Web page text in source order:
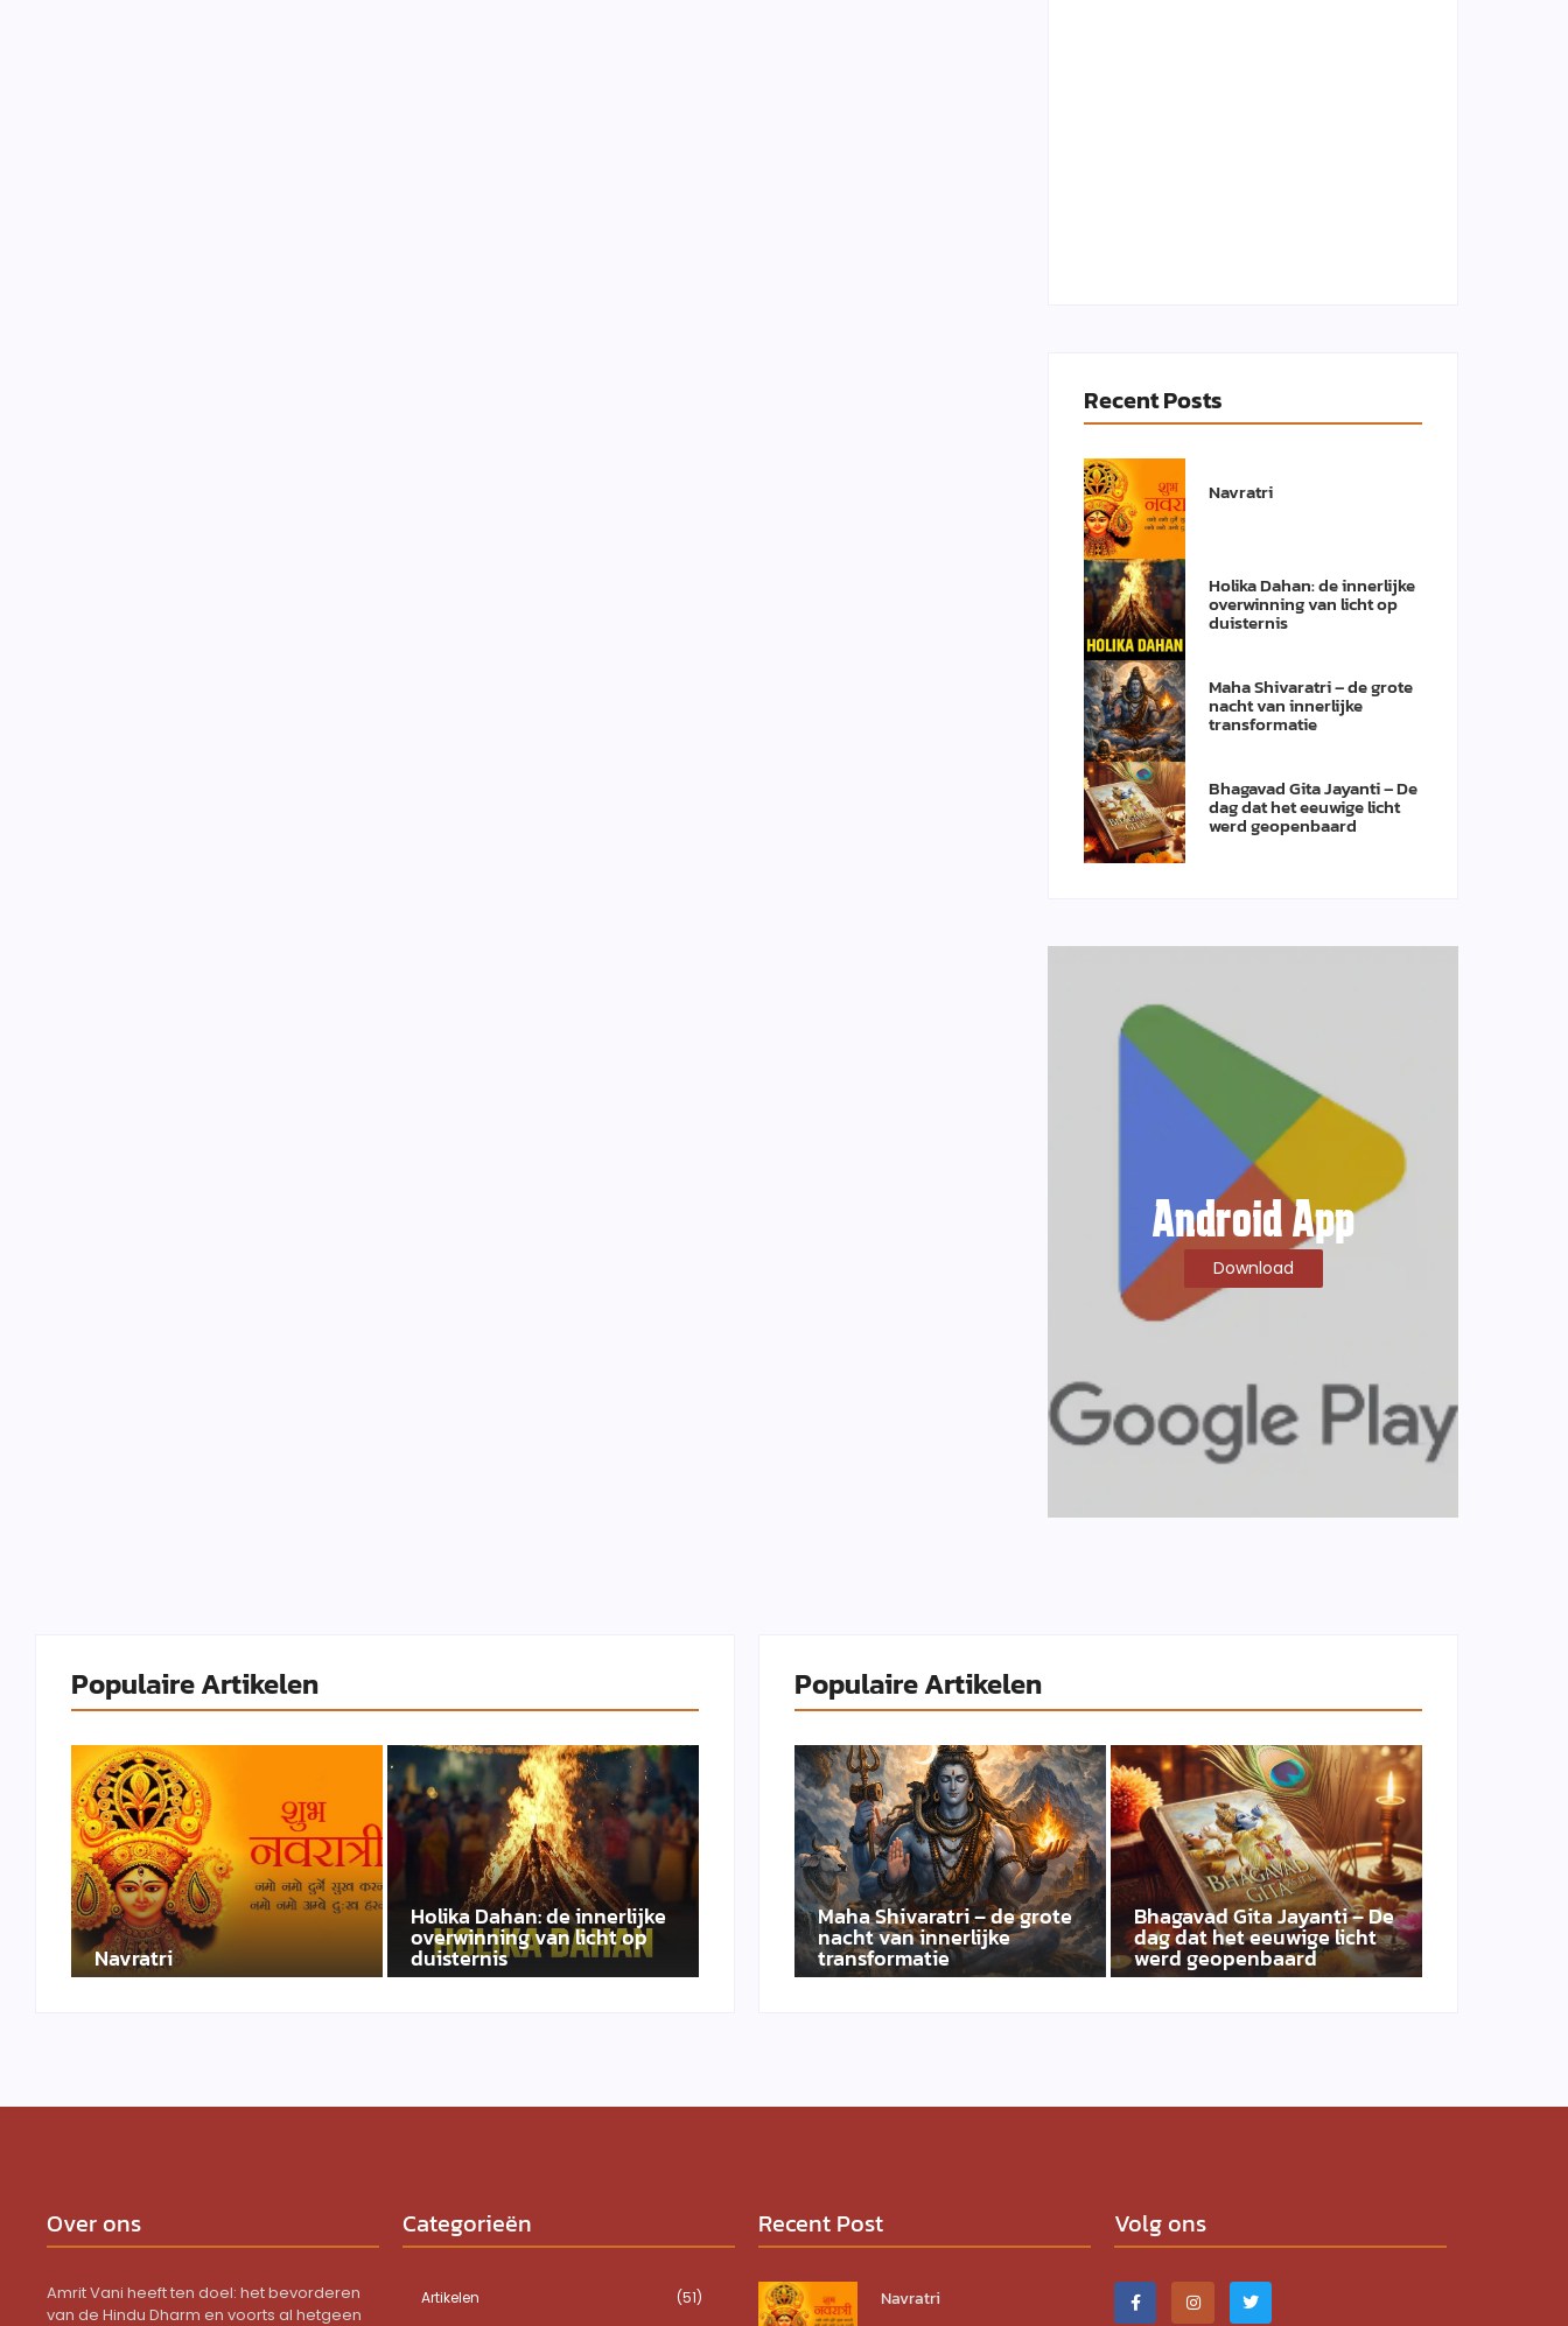
Recent Posts
Navratri
Holika Dahan: de innerlijke
overwinning van licht op
duisternis
Maha Shivaratri – de grote
nacht van innerlijke
transformatie
Bhagavad Gita Jayanti – De
dag dat het eeuwige licht
werd geopenbaard
Android App
Download
Populaire Artikelen
Navratri
Holika Dahan: de innerlijke
overwinning van licht op
duisternis
Populaire Artikelen
Maha Shivaratri – de grote
nacht van innerlijke
transformatie
Bhagavad Gita Jayanti – De
dag dat het eeuwige licht
werd geopenbaard
Over ons
Amrit Vani heeft ten doel: het bevorderen
van de Hindu Dharm en voorts al hetgeen
Categorieën
Artikelen (51)
Recent Post
Navratri
Volg ons